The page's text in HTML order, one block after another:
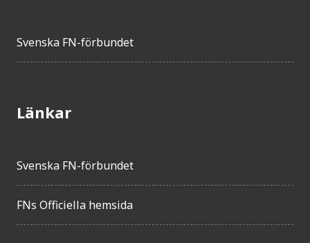
Svenska FN-förbundet
Länkar
Svenska FN-förbundet
FNs Officiella hemsida